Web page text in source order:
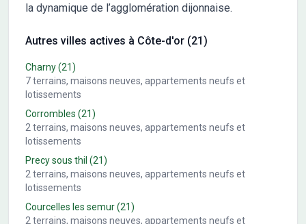
la dynamique de l’agglomération dijonnaise.
Autres villes actives à Côte-d'or (21)
Charny(21)
7terrains, maisons neuves, appartements neufs et
lotissements
Corrombles (21)
2 terrains, maisons neuves, appartements neufs et
lotissements
Precy sous thil (21)
2 terrains, maisons neuves, appartements neufs et
lotissements
Courcelles les semur(21)
2 terrains, maisons neuves, appartements neufs et